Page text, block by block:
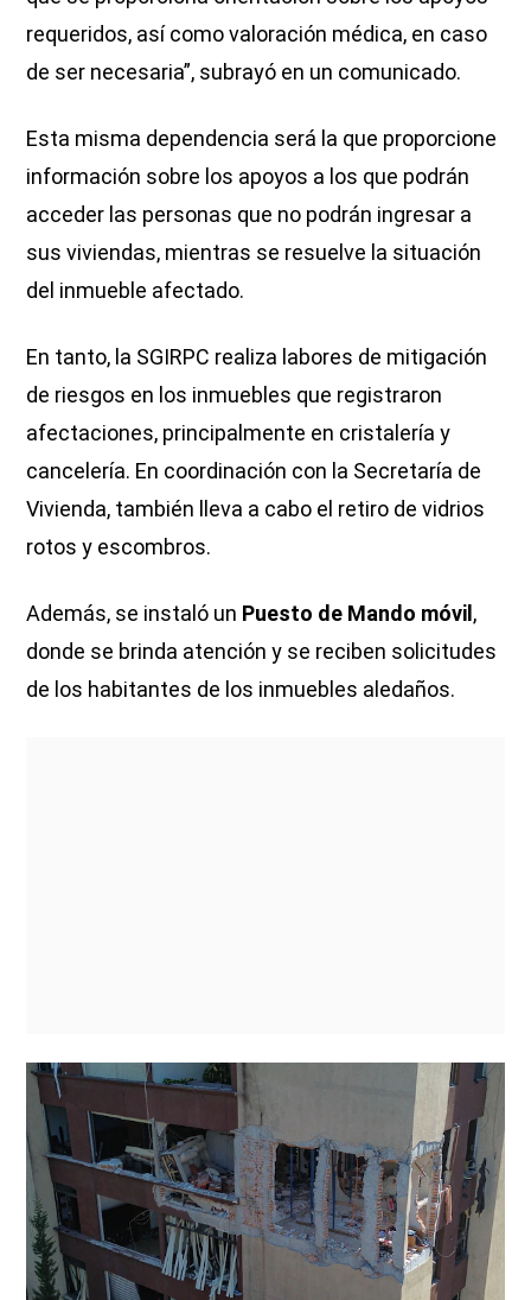
requeridos, así como valoración médica, en caso
de ser necesaria”, subrayó en un comunicado.
Esta misma dependencia será la que proporcione
información sobre los apoyos a los que podrán
acceder las personas que no podrán ingresar a
sus viviendas, mientras se resuelve la situación
del inmueble afectado.
En tanto, la SGIRPC realiza labores de mitigación
de riesgos en los inmuebles que registraron
afectaciones, principalmente en cristalería y
cancelería. En coordinación con la Secretaría de
Vivienda, también lleva a cabo el retiro de vidrios
rotos y escombros.
Además, se instaló un Puesto de Mando móvil,
donde se brinda atención y se reciben solicitudes
de los habitantes de los inmuebles aledaños.